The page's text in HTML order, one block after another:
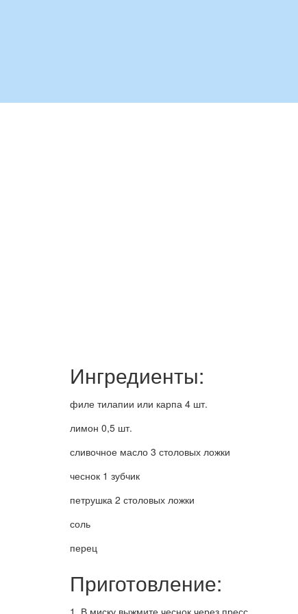
Ингредиенты:
филе тилапии или карпа 4 шт.
лимон 0,5 шт.
сливочное масло 3 столовых ложки
чеснок 1 зубчик
петрушка 2 столовых ложки
соль
перец
Приготовление: